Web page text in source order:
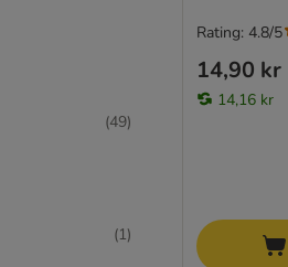
(49)
(1)
14,90 kr
14,16 kr
Rating: 4.8/5